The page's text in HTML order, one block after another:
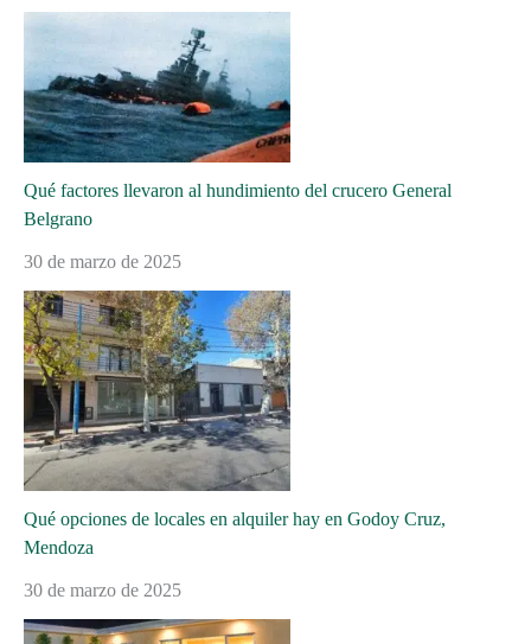
Qué factores llevaron al hundimiento del crucero General
Belgrano
30 de marzo de 2025
Qué opciones de locales en alquiler hay en Godoy Cruz,
Mendoza
30 de marzo de 2025